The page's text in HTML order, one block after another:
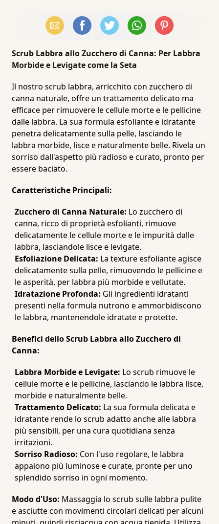
Email FacebookX (Twitter)WhatsAppPinterest
Scrub Labbra allo Zucchero di Canna: Per Labbra
Morbide e Levigate come la Seta
Il nostro scrub labbra, arricchito con zucchero di
canna naturale, offre un trattamento delicato ma
efficace per rimuovere le cellule morte e le pellicine
dalle labbra. La sua formula esfoliante e idratante
penetra delicatamente sulla pelle, lasciando le
labbra morbide, lisce e naturalmente belle. Rivela un
sorriso dall'aspetto più radioso e curato, pronto per
essere baciato.
Caratteristiche Principali:
Zucchero di Canna Naturale: Lo zucchero di
canna, ricco di proprietà esfolianti, rimuove
delicatamente le cellule morte e le impurità dalle
labbra, lasciandole lisce e levigate.
Esfoliazione Delicata: La texture esfoliante agisce
delicatamente sulla pelle, rimuovendo le pellicine e
le asperità, per labbra più morbide e vellutate.
Idratazione Profonda: Gli ingredienti idratanti
presenti nella formula nutrono e ammorbidiscono
le labbra, mantenendole idratate e protette.
Benefici dello Scrub Labbra allo Zucchero di
Canna:
Labbra Morbide e Levigate: Lo scrub rimuove le
cellule morte e le pellicine, lasciando le labbra lisce,
morbide e naturalmente belle.
Trattamento Delicato: La sua formula delicata e
idratante rende lo scrub adatto anche alle labbra
più sensibili, per una cura quotidiana senza
irritazioni.
Sorriso Radioso: Con l'uso regolare, le labbra
appaiono più luminose e curate, pronte per uno
splendido sorriso in ogni momento.
Modo d'Uso: Massaggia lo scrub sulle labbra pulite
e asciutte con movimenti circolari delicati per alcuni